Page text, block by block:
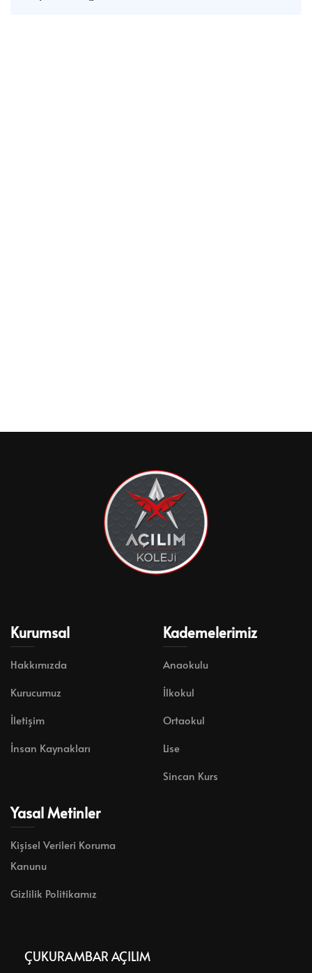
Kurumsal
Hakkımızda
Kurucumuz
İletişim
İnsan Kaynakları
Kademelerimiz
Anaokulu
İlkokul
Ortaokul
Lise
Sincan Kurs
Yasal Metinler
Kişisel Verileri Koruma
Kanunu
Gizlilik Politikamız
ÇUKURAMBAR AÇILIM